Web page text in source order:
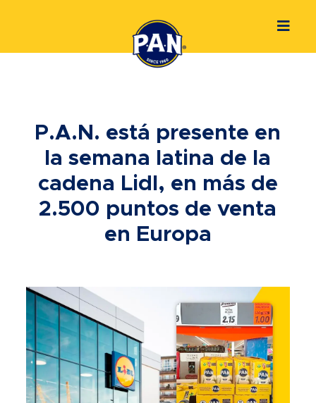
P.A.N. está presente en
la semana latina de la
cadena Lidl, en más de
2.500 puntos de venta
en Europa